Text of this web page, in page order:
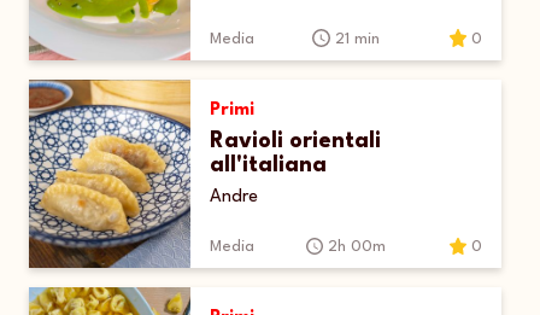
Media 21 min 0
Primi
Ravioli orientali
all'italiana
Andre
Media 2h 00m 0